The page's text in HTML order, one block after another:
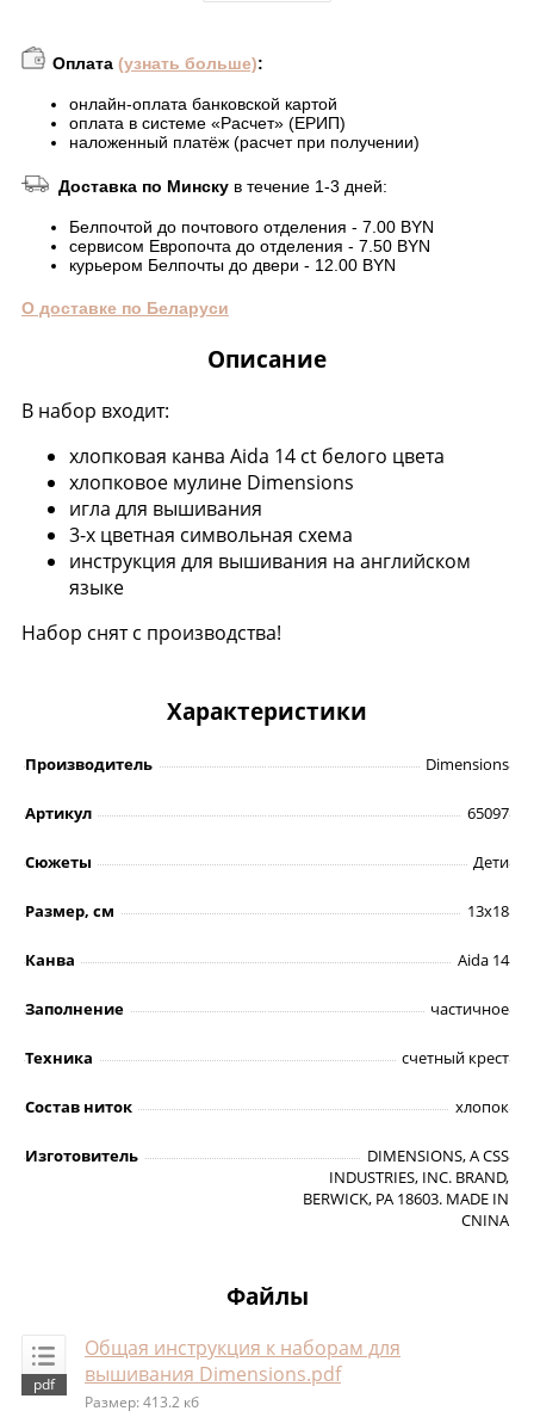
Оплата (узнать больше):
онлайн-оплата банковской картой
оплата в системе «Расчет» (ЕРИП)
наложенный платёж (расчет при получении)
Доставка по Минску в течение 1-3 дней:
Белпочтой до почтового отделения - 7.00 BYN
сервисом Европочта до отделения - 7.50 BYN
курьером Белпочты до двери - 12.00 BYN
О доставке по Беларуси
Описание
В набор входит:
хлопковая канва Aida 14 ct белого цвета
хлопковое мулине Dimensions
игла для вышивания
3-х цветная символьная схема
инструкция для вышивания на английском
языке
Набор снят с производства!
Характеристики
Производитель Dimensions
Артикул 65097
Сюжеты Дети
Размер, см 13х18
Канва Aida 14
Заполнение частичное
Техника счетный крест
Состав ниток хлопок
Изготовитель
DIMENSIONS, A CSS
INDUSTRIES, INC. BRAND,
BERWICK, PA 18603. MADE IN
CNINA
Файлы
Общая инструкция к наборам для
вышивания Dimensions.pdf
Размер: 413.2 кб